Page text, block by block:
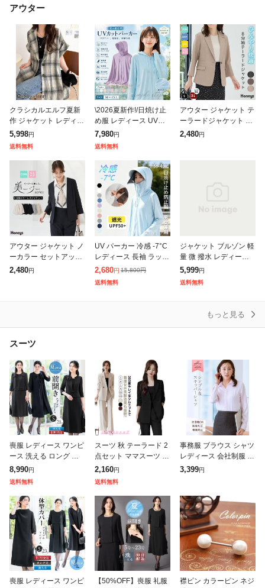
アウター
クラシカルエルフ夏新
作 ジャケット レディー
ス 夏 薄手 大きいサイ
ズ アウター パナマ風
チェック 半袖 テーラー
ドジャ
5,998円
送料無料
\2026夏新作!/日焼け止
め服 レディース UVパ
ーカー UV UPF50+ UV
カット ラッシュガード
ブルゾン レディース
7,980円
送料無料
アウター ジャケット テ
ーラードジャケット 接
触冷感 セットアップ ハ
2,480円
アウター ジャケット ノ
ーカラー セットアップ
ウォッシャブル 大きい
2,480円
UV パーカー 冷感 -7°C
レディース 長袖 ラッシ
ュガード UVカット ア
ウター メッシュ 素材
通気口 指穴 つば 取
2,680円 15,800円
送料無料
ジャケット ブルゾン 軽
量 微 撥水 レディース
アウター ロング コート
ドルマン チュニック お
尻が隠れる 羽織 ボリュ
5,999円
送料無料
もっと見る
スーツ
喪服 レディース ワンピ
ース 洗える ロング 膝
下 前開き 長袖 ブラッ
ク フォーマル 大きいサ
イズ 小さいサイズ 体型
カバー
8,990円
送料無料
スーツ 秋 テーラード 2
点セット ママスーツ パ
ンツ スーツ ジャケット
セットアップ 大きいサ
イズ フォーマル レディ
ース
2,160円
送料無料
事務服 ブラウス シャツ
レディース 会社制服 パ
ウダーサテンスキッパ
ンナー
3,399円
喪服 レディース ワンピ
【50%OFF】喪服 礼服
襟ピン カラーピン ネジ